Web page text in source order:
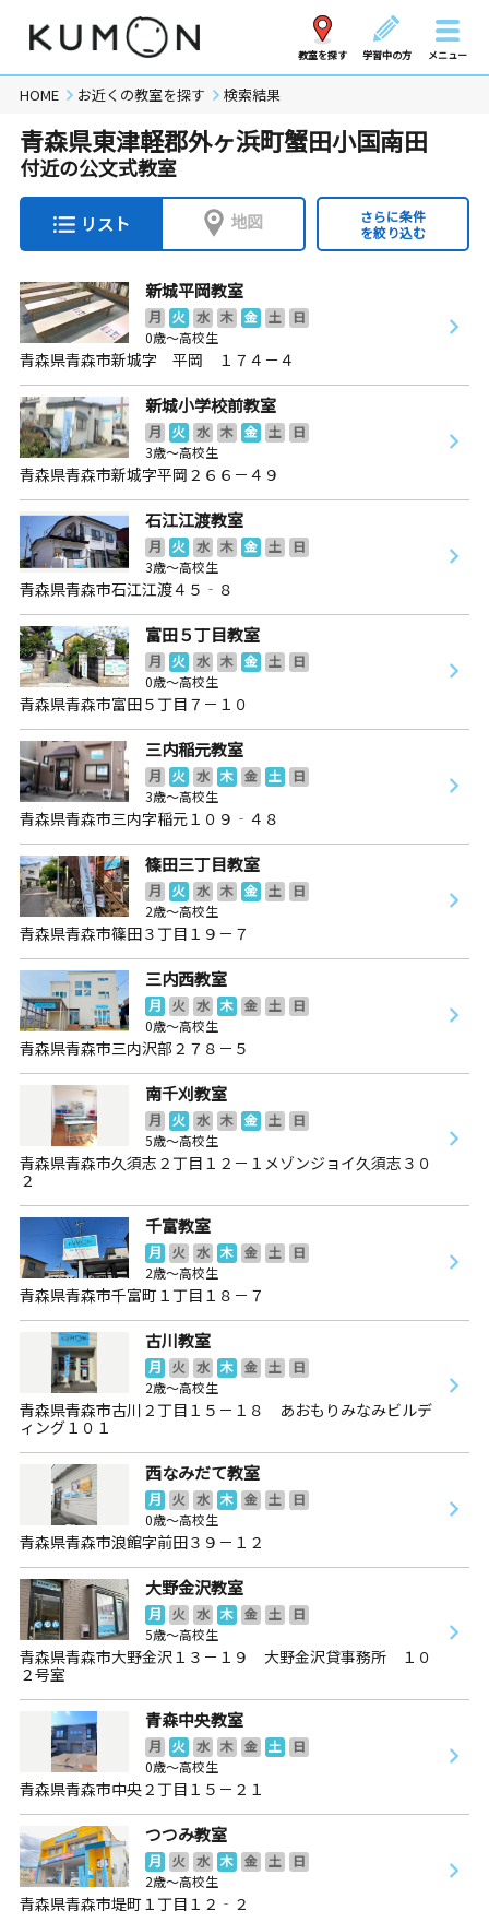
教室を探す 学習中の方 メニュー
HOME お近くの教室を探す 検索結果
青森県東津軽郡外ヶ浜町蟹田小国南田
付近の公文式教室
リスト 地図
さらに条件
を絞り込む
新城平岡教室
月 火 水 木 金 土
日
0歳～高校生
青森県青森市新城字 平岡 １７４－４
新城小学校前教室
月 火 水 木 金 土
日
3歳～高校生
青森県青森市新城字平岡２６６－４９
石江江渡教室
月 火 水 木 金 土
日
3歳～高校生
青森県青森市石江江渡４５‐８
富田５丁目教室
月 火 水 木 金 土
日
0歳～高校生
青森県青森市富田５丁目７－１０
三内稲元教室
月 火 水 木 金 土
日
3歳～高校生
青森県青森市三内字稲元１０９‐４８
篠田三丁目教室
月 火 水 木 金 土
日
2歳～高校生
青森県青森市篠田３丁目１９－７
三内西教室
月 火 水 木 金 土
日
0歳～高校生
青森県青森市三内沢部２７８－５
南千刈教室
月 火 水 木 金 土
日
5歳～高校生
青森県青森市久須志２丁目１２－１メゾンジョイ久須志３０
２
千富教室
月 火 水 木 金 土
日
2歳～高校生
青森県青森市千富町１丁目１８－７
古川教室
月 火 水 木 金 土
日
2歳～高校生
青森県青森市古川２丁目１５－１８ あおもりみなみビルデ
ィング１０１
西なみだて教室
月 火 水 木 金 土
日
0歳～高校生
青森県青森市浪館字前田３９－１２
大野金沢教室
月 火 水 木 金 土
日
5歳～高校生
青森県青森市大野金沢１３－１９ 大野金沢貸事務所 １０
２号室
青森中央教室
月 火 水 木 金 土
日
0歳～高校生
青森県青森市中央２丁目１５－２１
つつみ教室
月 火 水 木 金 土
日
2歳～高校生
青森県青森市堤町１丁目１２‐２